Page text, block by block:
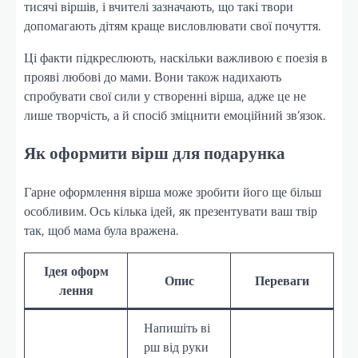
тисячі віршів, і вчителі зазначають, що такі твори
допомагають дітям краще висловлювати свої почуття.
Ці факти підкреслюють, наскільки важливою є поезія в
прояві любові до мами. Вони також надихають
спробувати свої сили у створенні вірша, адже це не
лише творчість, а й спосіб зміцнити емоційний зв’язок.
Як оформити вірш для подарунка
Гарне оформлення вірша може зробити його ще більш
особливим. Ось кілька ідей, як презентувати ваш твір
так, щоб мама була вражена.
Ідея оформ
лення
Опис Переваги
Напишіть ві
рш від руки